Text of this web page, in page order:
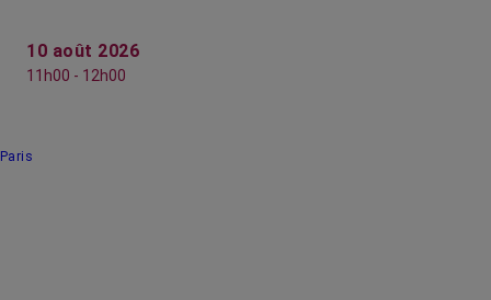
10 août 2026
11h00 - 12h00
Paris